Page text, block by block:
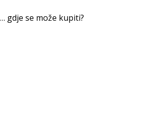
gdje se može kupiti?